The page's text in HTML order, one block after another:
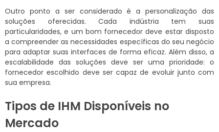
Outro ponto a ser considerado é a personalização das
soluções oferecidas. Cada indústria tem suas
particularidades, e um bom fornecedor deve estar disposto
a compreender as necessidades específicas do seu negócio
para adaptar suas interfaces de forma eficaz. Além disso, a
escalabilidade das soluções deve ser uma prioridade: o
fornecedor escolhido deve ser capaz de evoluir junto com
sua empresa.
Tipos de IHM Disponíveis no
Mercado